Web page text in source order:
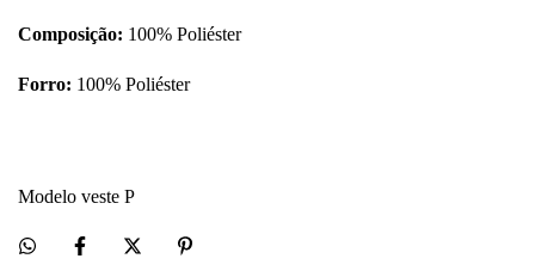
Composição: 100% Poliéster
Forro: 100% Poliéster
Modelo veste P